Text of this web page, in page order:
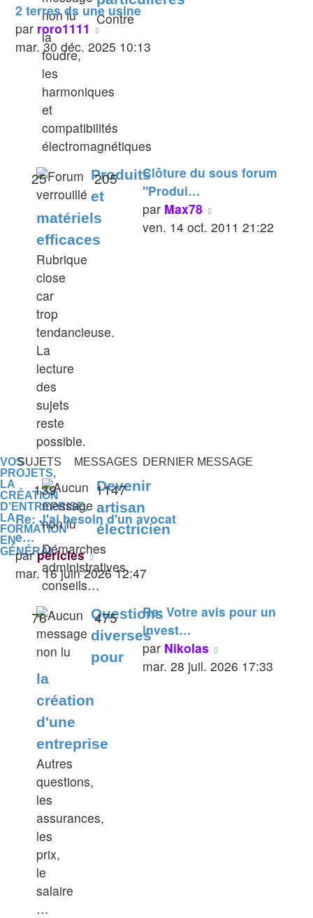
Contre
la
foudre,
les
harmoniques
et
compatibilités
électromagnétiques
2 terres ds une usine
par roro1111
Voir
le
mar. 30 déc. 2025 10:13
Produits
et
matériels
efficaces
Rubrique
close
car
trop
tendancieuse.
La
lecture
des
sujets
reste
possible.
25 205
Clôture du sous forum
"Produi…
par Max78
le
ven. 14 oct. 2011 21:22
VOS
PROJETS,
LA
CRÉATION
D’ENTREPRISE,
LA
FORMATION
EN
GÉNÉRAL
SUJETS MESSAGES DERNIER MESSAGE
Devenir
artisan
électricien
Démarches
administratives,
conseils…
139 1147
Re: J'ai besoin d'un avocat
e…
parpericles
Voir
le
dernier
message
mar. 16 juin 2026 12:47
Questions
diverses
pour
la
création
d'une
entreprise
Autres
questions,
les
assurances,
les
prix,
le
salaire
…
76 475
Re: Votre avis pour un
invest…
par Nikolas
le
mar. 28 juil. 2026 17:33